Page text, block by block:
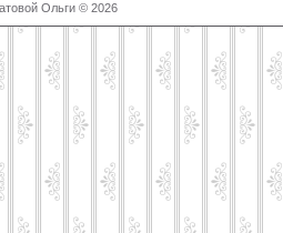
Ольги © 2026